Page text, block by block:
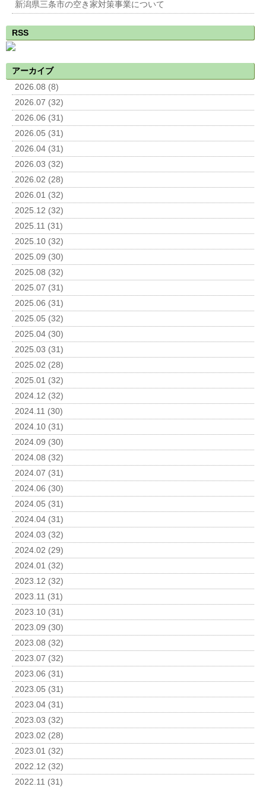
新潟県三条市の空き家対策事業について
RSS
アーカイブ
2026.08 (8)
2026.07 (32)
2026.06 (31)
2026.05 (31)
2026.04 (31)
2026.03 (32)
2026.02 (28)
2026.01 (32)
2025.12 (32)
2025.11 (31)
2025.10 (32)
2025.09 (30)
2025.08 (32)
2025.07 (31)
2025.06 (31)
2025.05 (32)
2025.04 (30)
2025.03 (31)
2025.02 (28)
2025.01 (32)
2024.12 (32)
2024.11 (30)
2024.10 (31)
2024.09 (30)
2024.08 (32)
2024.07 (31)
2024.06 (30)
2024.05 (31)
2024.04 (31)
2024.03 (32)
2024.02 (29)
2024.01 (32)
2023.12 (32)
2023.11 (31)
2023.10 (31)
2023.09 (30)
2023.08 (32)
2023.07 (32)
2023.06 (31)
2023.05 (31)
2023.04 (31)
2023.03 (32)
2023.02 (28)
2023.01 (32)
2022.12 (32)
2022.11 (31)